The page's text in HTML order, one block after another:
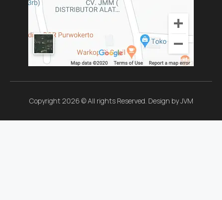
Copyright 2026 © All rights Reserved. Design by JVM